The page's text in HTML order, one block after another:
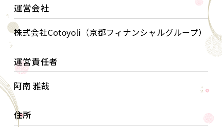
運営会社
株式会社Cotoyoli（京都フィナンシャルグループ）
運営責任者
阿南 雅哉
住所